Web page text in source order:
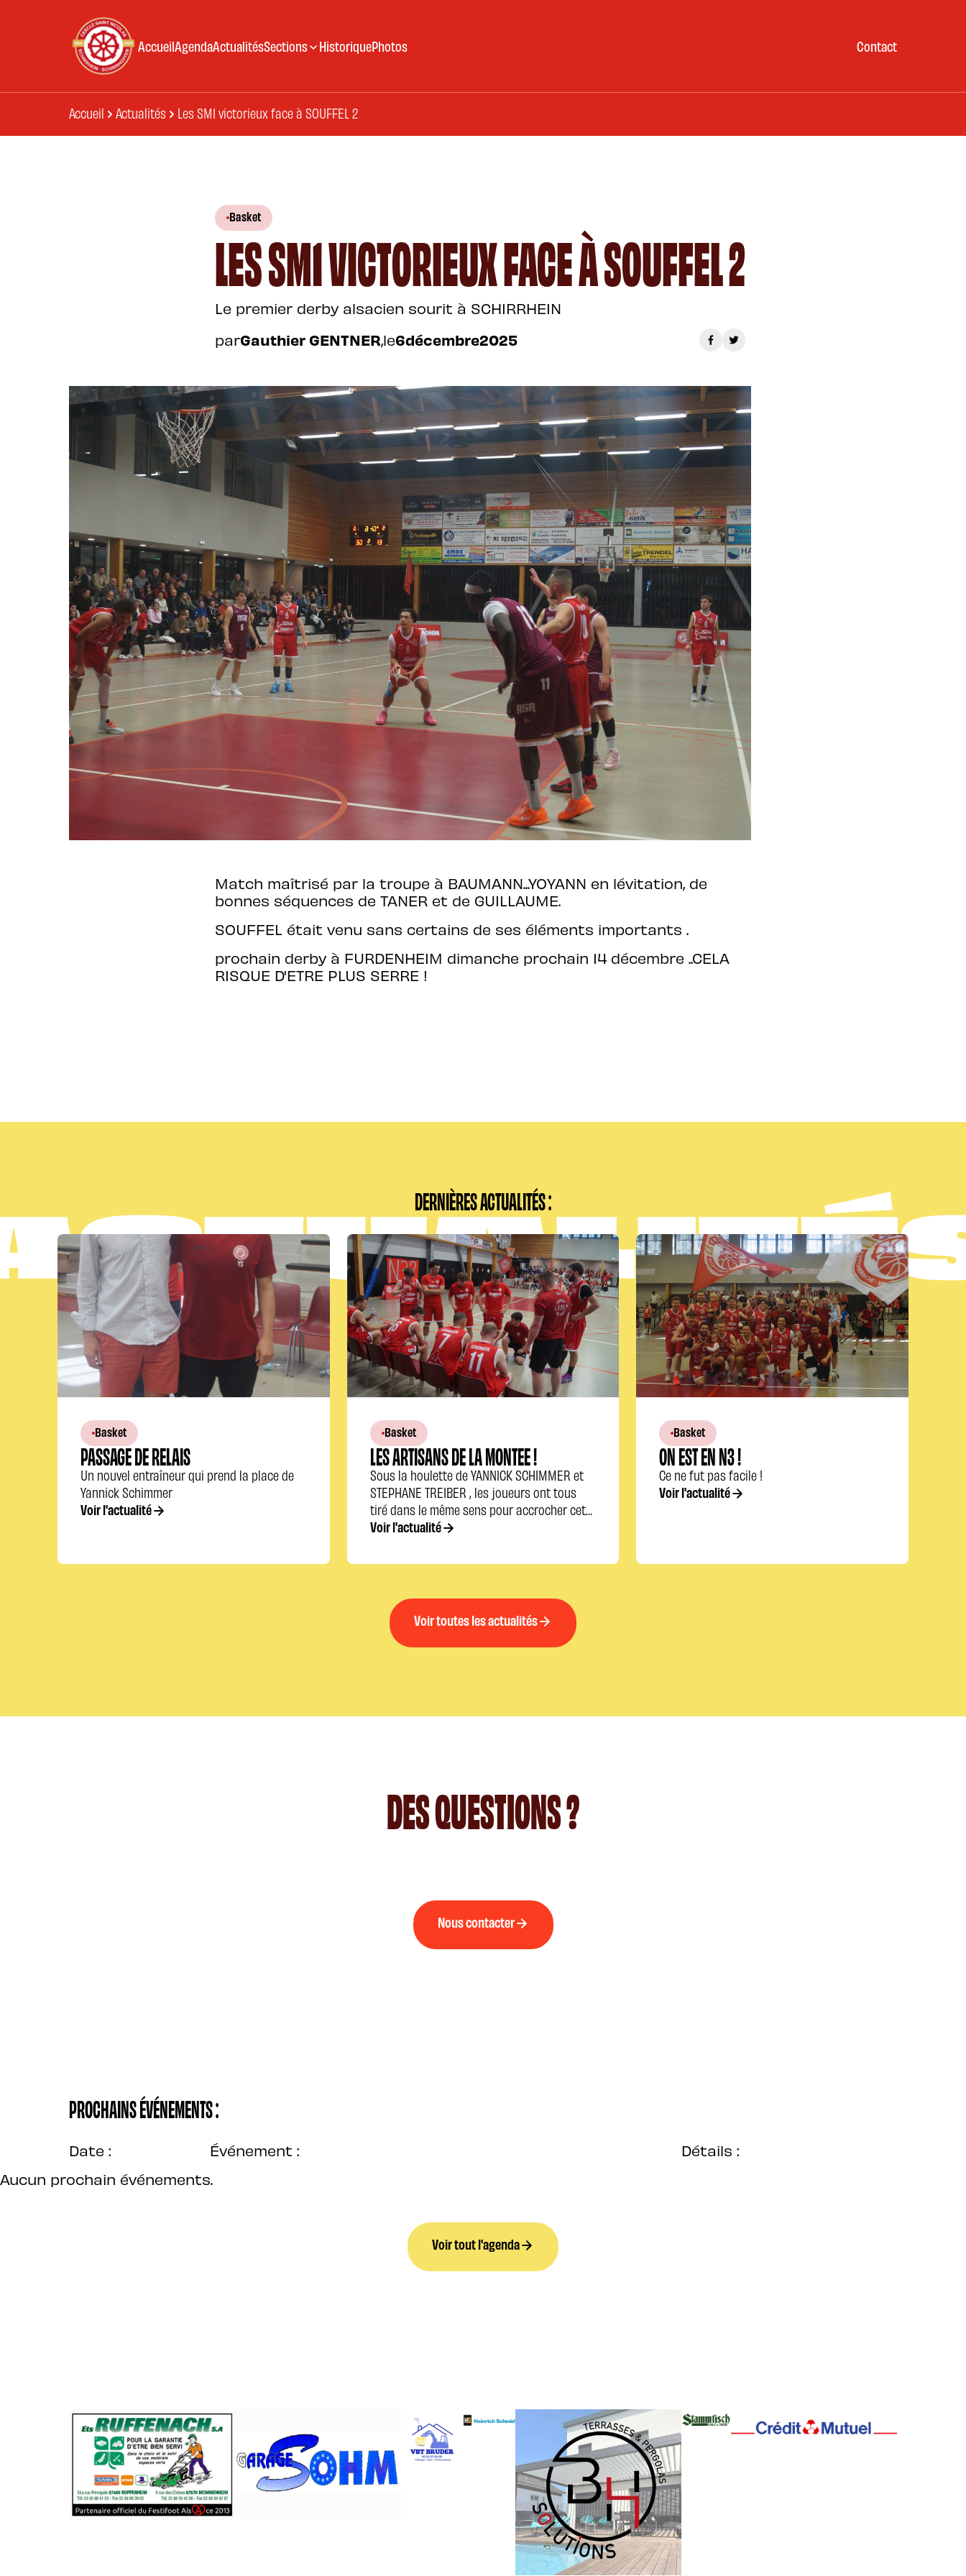
AccueilAgendaActualitésSections HistoriquePhotos Contact
Accueil Actualités Les SM1 victorieux face à SOUFFEL 2
Basket
LES SM1 VICTORIEUX FACE À SOUFFEL 2
Le premier derby alsacien sourit à SCHIRRHEIN
parGauthier GENTNER,le6décembre2025
Match maîtrisé par la troupe à BAUMANN...YOYANN en lévitation, de
bonnes séquences de TANER et de GUILLAUME.
SOUFFEL était venu sans certains de ses éléments importants .
prochain derby à FURDENHEIM dimanche prochain 14 décembre ..CELA
RISQUE D'ETRE PLUS SERRE !
DERNIÈRES ACTUALITÉS :
Basket
PASSAGE DE RELAIS
Un nouvel entraîneur qui prend la place de
Yannick Schimmer
Voir l'actualité
Basket
LES ARTISANS DE LA MONTEE !
Sous la houlette de YANNICK SCHIMMER et
STEPHANE TREIBER , les joueurs ont tous
tiré dans le même sens pour accrocher cette
montée.
Voir l'actualité
Basket
ON EST EN N3 !
Ce ne fut pas facile !
Voir l'actualité
Voir toutes les actualités
DES QUESTIONS ?
Nous contacter
PROCHAINS ÉVÉNEMENTS :
Date : Événement :
Détails :
Aucun prochain événements.
Voir tout l'agenda